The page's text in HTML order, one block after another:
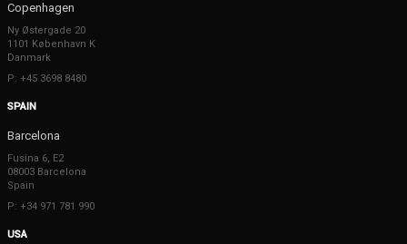
Copenhagen
Ny Østergade 20
1101 København K
Danmark
P: +45 3698 8480
SPAIN
Barcelona
Fusina 6, E2
08003 Barcelona
Spain
P: +34 971 781 990
USA